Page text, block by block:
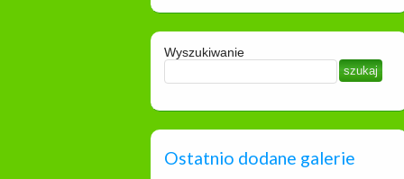
Wyszukiwanie
Ostatnio dodane galerie